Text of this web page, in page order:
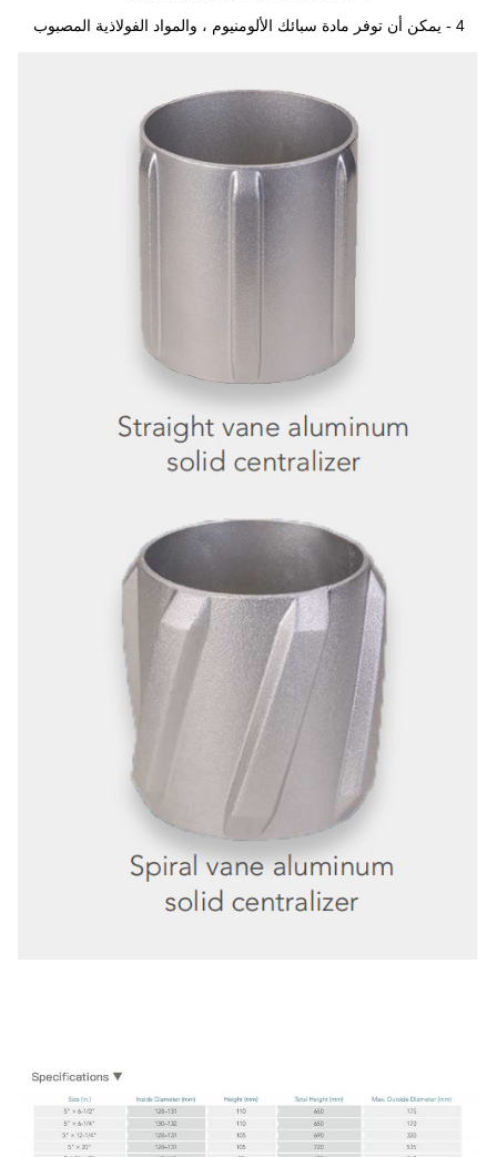
4 - يمكن أن توفر مادة سبائك الألومنيوم ، والمواد الفولاذية المصبوب